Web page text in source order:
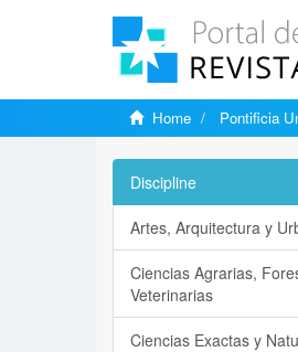
Home Pontificia
Discipline
Artes, Arquitectura y
Ciencias Agrarias,
Veterinarias
Ciencias Exactas y